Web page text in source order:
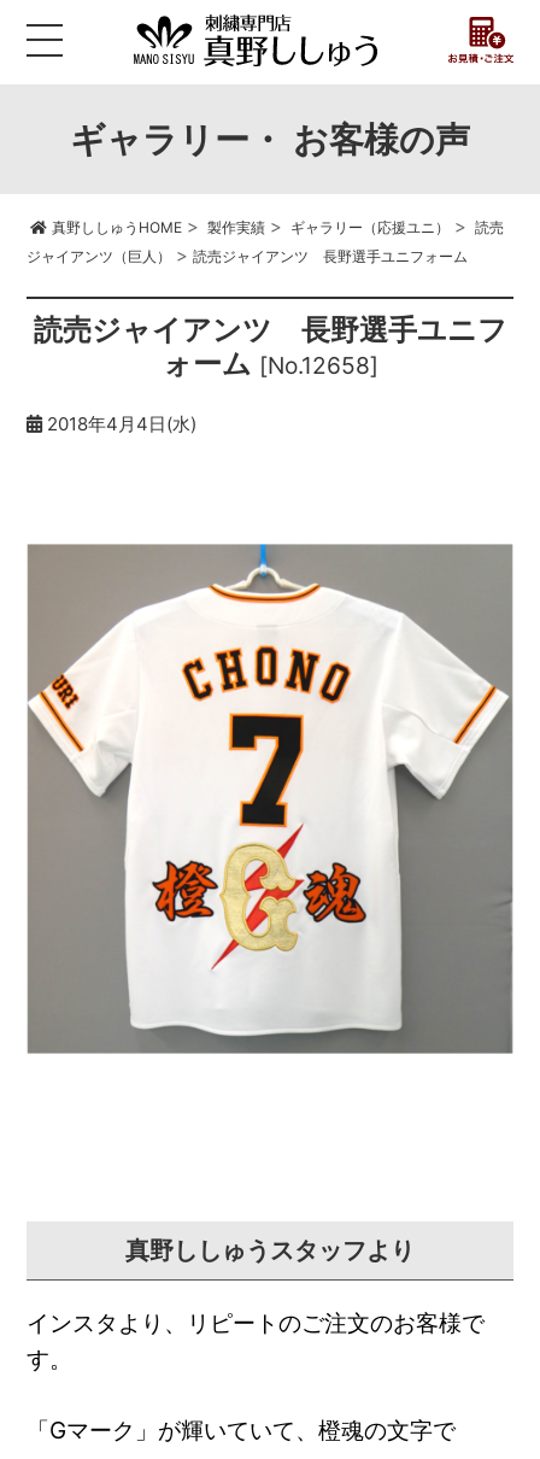
ギャラリー・ お客様の声
真野ししゅうHOME> 製作実績> ギャラリー（応援ユニ） > 読売
ジャイアンツ（巨人）
>読売ジャイアンツ 長野選手ユニフォーム
読売ジャイアンツ 長野選手ユニフ
ォーム [No.12658]
2018年4月4日(水)
真野ししゅうスタッフより
インスタより、リピートのご注文のお客様で
す。
「Gマーク」が輝いていて、橙魂の文字で